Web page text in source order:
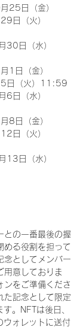
25日（金）
日（火）
30日（水）
1日（金）
日（火）11:59
6日（水）
8日（金）
日（火）
13日（水）
との一番最後の握
める役割を担って
念としてメンバー
用意しておりま
ンをご準備くださ
た記念として限定
。NFTは後日、
ウォレットに送付